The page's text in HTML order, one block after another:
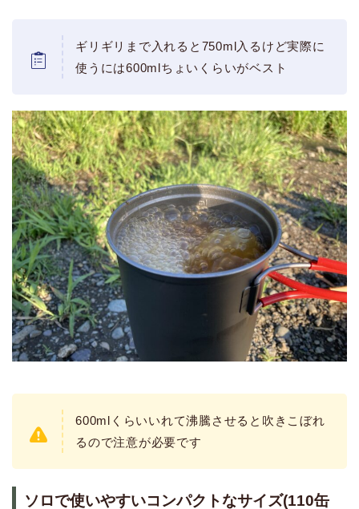
ギリギリまで入れると750ml入るけど実際に
使うには600mlちょいくらいがベスト
600mlくらいいれて沸騰させると吹きこぼれ
るので注意が必要です
ソロで使いやすいコンパクトなサイズ(110缶